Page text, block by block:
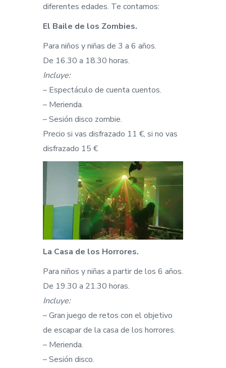
diferentes edades. Te contamos:
El Baile de los Zombies.
Para niños y niñas de 3 a 6 años.
De 16.30 a 18.30 horas.
Incluye:
– Espectáculo de cuenta cuentos.
– Merienda.
– Sesión disco zombie.
Precio si vas disfrazado 11 €, si no vas
disfrazado 15 €
La Casa de los Horrores.
Para niños y niñas a partir de los 6 años.
De 19.30 a 21.30 horas.
Incluye:
– Gran juego de retos con el objetivo
de escapar de la casa de los horrores.
– Merienda.
– Sesión disco.